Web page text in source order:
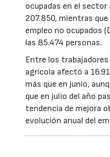
ocupadas en el
207.850, mientras
empleo no ocupados
las 85.474 personas.
Entre los
agrícola afectó a
más que en junio,
que en julio del año
tendencia de mejora
evolución anual del